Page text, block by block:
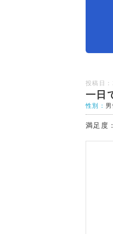
投稿日
一日
性別：
満足度：